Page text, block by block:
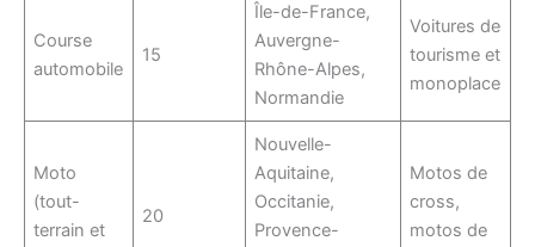
Course
automobile
15
Île-de-France,
Auvergne-
Rhône-Alpes,
Normandie
Voitures de
tourisme et
monoplace
Moto
(tout-
terrain et
20
Nouvelle-
Aquitaine,
Occitanie,
Provence-
Motos de
cross,
motos de